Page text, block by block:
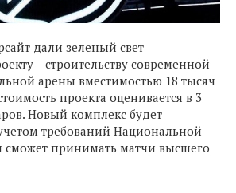
дали зеленый свет
– строительству современной
арены вместимостью 18 тысяч
проекта оценивается в 3
Новый комплекс будет
требований Национальной
сможет принимать матчи высшего